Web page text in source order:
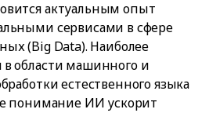
актуальным опыт
сервисами в сфере
(Big Data). Наиболее
в области машинного и
естественного языка
понимание ИИ ускорит